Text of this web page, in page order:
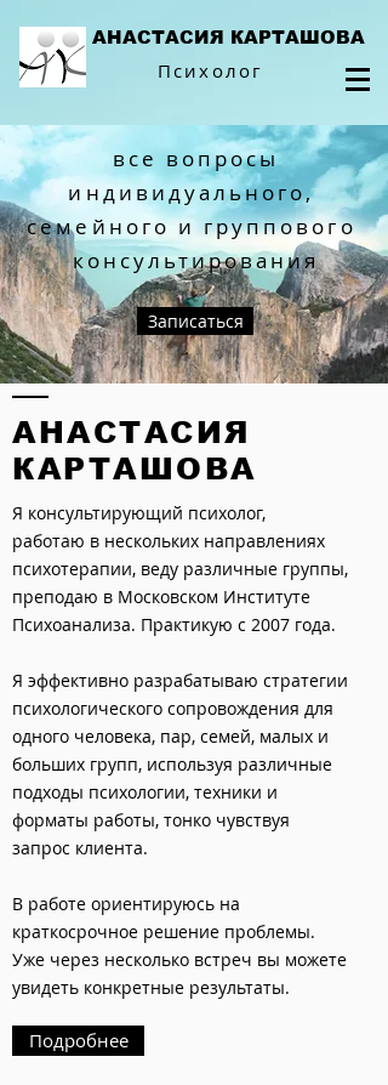
АНАСТАСИЯ КАРТАШОВА
Психолог
все вопросы
индивидуального,
семейного и группового
консультирования
Записаться
АНАСТАСИЯ
КАРТАШОВА
Я консультирующий психолог,
работаю в нескольких направлениях
психотерапии, веду различные группы,
преподаю в Московском Институте
Психоанализа. Практикую с 2007 года.
Я эффективно разрабатываю стратегии
психологического сопровождения для
одного человека, пар, семей, малых и
больших групп, используя различные
подходы психологии, техники и
форматы работы, тонко чувствуя
запрос клиента.
В работе ориентируюсь на
краткосрочное решение проблемы.
Уже через несколько встреч вы можете
увидеть конкретные результаты.
Подробнее